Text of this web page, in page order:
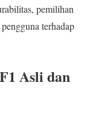
pemilihan
terhadap
Asli dan